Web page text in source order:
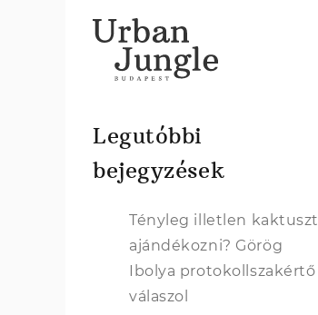
Legutóbbi
bejegyzések
Tényleg illetlen kaktuszt
ajándékozni? Görög
Ibolya protokollszakértő
válaszol